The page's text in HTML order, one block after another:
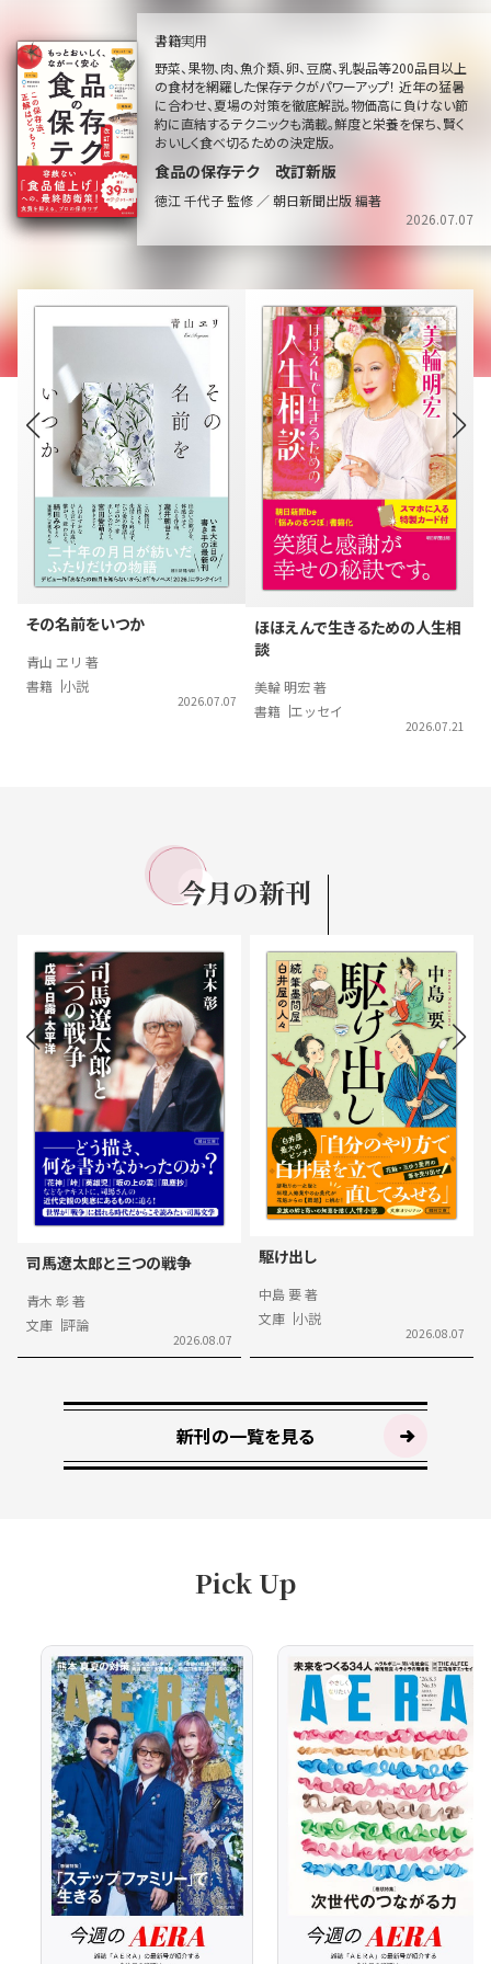
書籍実用
野菜、果物、肉、魚介類、卵、豆腐、乳製品等200品目以上
の食材を網羅した保存テクがパワーアップ！ 近年の猛暑
に合わせ、夏場の対策を徹底解説。物価高に負けない節
約に直結するテクニックも満載。鮮度と栄養を保ち、賢く
おいしく食べ切るための決定版。
食品の保存テク 改訂新版
徳江 千代子 監修 ／ 朝日新聞出版 編著
2026.07.07
その名前をいつか
青山 ヱリ 著
書籍 小説
2026.07.07
ほほえんで生きるための人生相
談
美輪 明宏 著
書籍 エッセイ
2026.07.21
今月の新刊
司馬遼太郎と三つの戦争
青木 彰 著
文庫 評論
2026.08.07
駆け出し
中島 要 著
文庫 小説
2026.08.07
新刊の一覧を見る
Pick Up